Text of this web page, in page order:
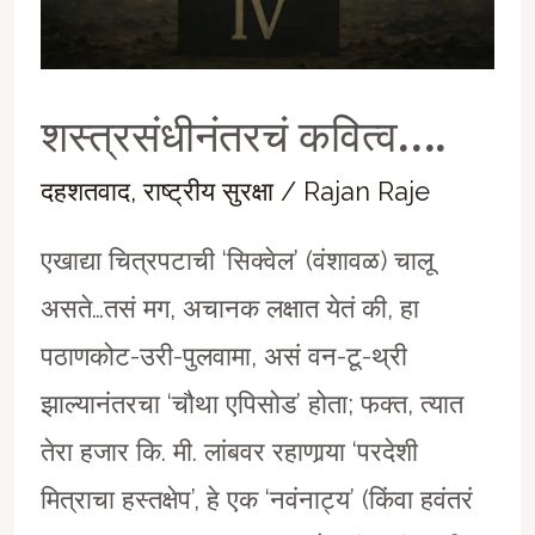
शस्त्रसंधीनंतरचं कवित्व….
दहशतवाद,राष्ट्रीय सुरक्षा/ Rajan Raje
एखाद्या चित्रपटाची ‘सिक्वेल’ (वंशावळ) चालू
असते…तसं मग, अचानक लक्षात येतं की, हा
पठाणकोट-उरी-पुलवामा, असं वन-टू-थ्री
झाल्यानंतरचा ‘चौथा एपिसोड’ होता; फक्त, त्यात
तेरा हजार कि. मी. लांबवर रहाणार्‍या ‘परदेशी
मित्राचा हस्तक्षेप’, हे एक ‘नवंनाट्य’ (किंवा हवंतरं